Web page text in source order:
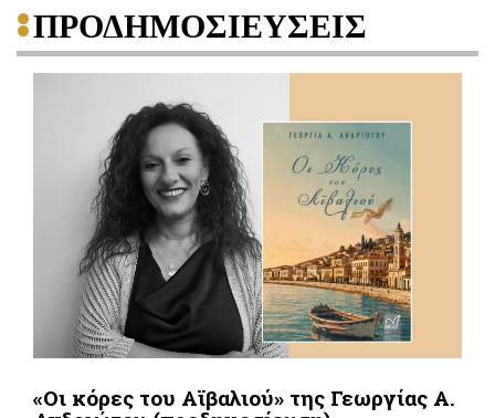
ΠΡΟΔΗΜΟΣΙΕΥΣΕΙΣ
«Οι κόρες του Αϊβαλιού» της Γεωργίας Α.